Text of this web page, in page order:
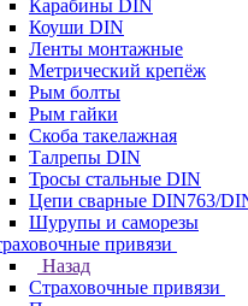
Карабины DIN
Коуши DIN
Ленты монтажные
Метрический крепёж
Рым болты
Рым гайки
Скоба такелажная
Талрепы DIN
Тросы стальные DIN
Цепи сварные DIN763/
Шурупы и саморезы
привязи
Назад
Страховочные привязи